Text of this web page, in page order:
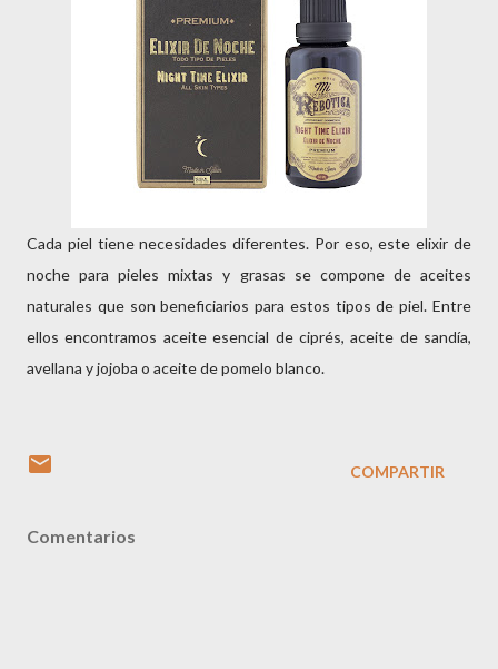
Cada piel tiene necesidades diferentes. Por eso, este elixir de
noche para pieles mixtas y grasas se compone de aceites
naturales que son beneficiarios para estos tipos de piel. Entre
ellos encontramos aceite esencial de ciprés, aceite de sandía,
avellana y jojoba o aceite de pomelo blanco.
COMPARTIR
Comentarios